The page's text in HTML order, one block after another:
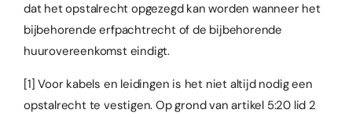
dat het opstalrecht opgezegd kan worden wanneer het
bijbehorende erfpachtrecht of de bijbehorende
huurovereenkomst eindigt.
[1] Voor kabels en leidingen is het niet altijd nodig een
opstalrecht te vestigen. Op grond van artikel 5:20 lid 2